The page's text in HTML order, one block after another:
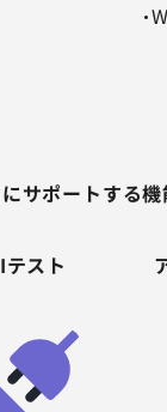
サポートする機
スト